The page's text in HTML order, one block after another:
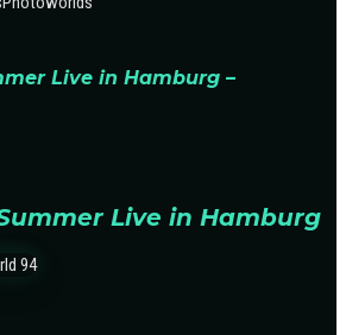
Live in Hamburg –
Live in Hamburg